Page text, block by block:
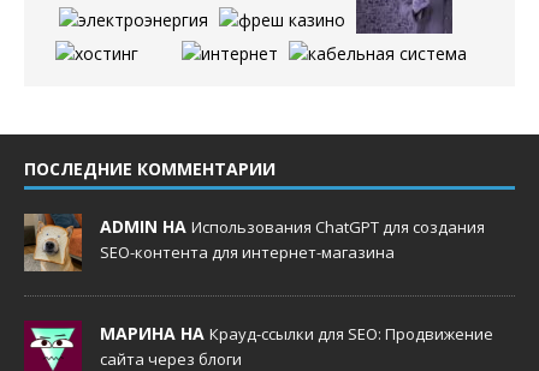
ПОСЛЕДНИЕ КОММЕНТАРИИ
ADMIN НА Использования ChatGPT для создания
SEO-контента для интернет-магазина
МАРИНА НА Крауд-ссылки для SEO: Продвижение
сайта через блоги